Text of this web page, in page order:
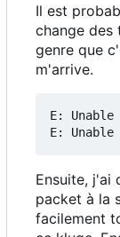
Il est
change des
genre que
m'arrive.
E:
Ensuite, j'ai
packet à la
facilement